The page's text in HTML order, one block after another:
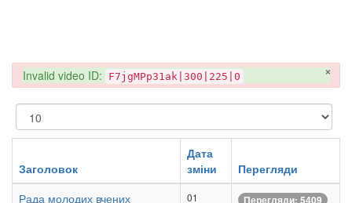
×
danger
Invalid video ID: F7jgMPp31ak|300|225|0
Показувати
Заголовок
Дата
зміни
Перегляди
Рада молодих вчених
01
Перегляди: 5409